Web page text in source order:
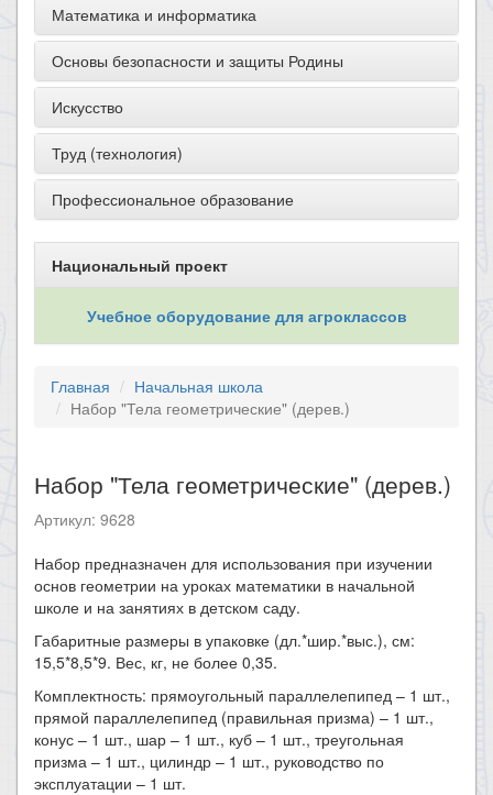
Математика и информатика
Основы безопасности и защиты Родины
Искусство
Труд (технология)
Профессиональное образование
Национальный проект
Учебное оборудование для агроклассов
Главная
Начальная школа
Набор "Тела геометрические" (дерев.)
Набор "Тела геометрические" (дерев.)
Артикул: 9628
Набор предназначен для использования при изучении
основ геометрии на уроках математики в начальной
школе и на занятиях в детском саду.
Габаритные размеры в упаковке (дл.*шир.*выс.), см:
15,5*8,5*9. Вес, кг, не более 0,35.
Комплектность: прямоугольный параллелепипед – 1 шт.,
прямой параллелепипед (правильная призма) – 1 шт.,
конус – 1 шт., шар – 1 шт., куб – 1 шт., треугольная
призма – 1 шт., цилиндр – 1 шт., руководство по
эксплуатации – 1 шт.